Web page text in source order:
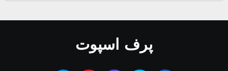
پرف اسپوت